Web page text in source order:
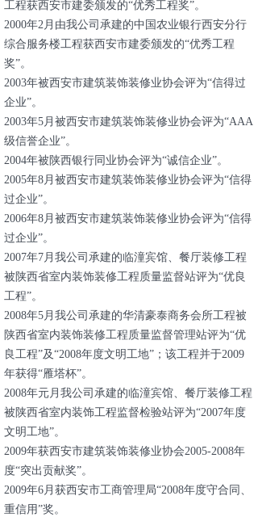
工程获西安市建委颁发的“优秀工程奖”。
2000年2月由我公司承建的中国农业银行西安分行
综合服务楼工程获西安市建委颁发的“优秀工程
奖”。
2003年被西安市建筑装饰装修业协会评为“信得过
企业”。
2003年5月被西安市建筑装饰装修业协会评为“AAA
级信誉企业”。
2004年被陕西银行同业协会评为“诚信企业”。
2005年8月被西安市建筑装饰装修业协会评为“信得
过企业”。
2006年8月被西安市建筑装饰装修业协会评为“信得
过企业”。
2007年7月我公司承建的临潼宾馆、餐厅装修工程
被陕西省室内装饰装修工程质量监督站评为“优良
工程”。
2008年5月我公司承建的华清豪泰商务会所工程被
陕西省室内装饰装修工程质量监督管理站评为“优
良工程”及“2008年度文明工地”；该工程并于2009
年获得“雁塔杯”。
2008年元月我公司承建的临潼宾馆、餐厅装修工程
被陕西省室内装饰工程监督检验站评为“2007年度
文明工地”。
2009年获西安市建筑装饰装修业协会2005-2008年
度“突出贡献奖”。
2009年6月获西安市工商管理局“2008年度守合同、
重信用”奖。